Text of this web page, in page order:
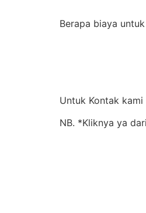
Berapa biaya
Untuk Kontak
NB. *Kliknya ya